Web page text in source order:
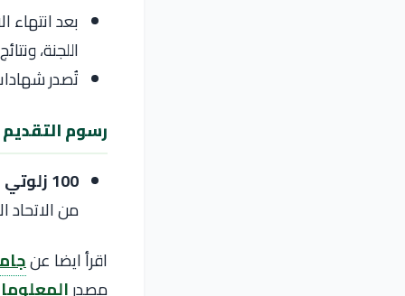
بعد انتهاء
اللجنة،
تُصدر
رسوم التقديم
100 زلوتي بولندي (PLN):
من الاتحاد
اقرأ ايضا عن
مصدر